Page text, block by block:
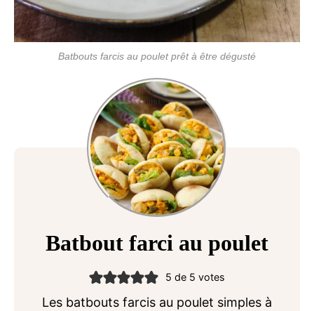
Batbouts farcis au poulet prêt à être dégusté
Batbout farci au poulet
5 de 5 votes
Les batbouts farcis au poulet simples à